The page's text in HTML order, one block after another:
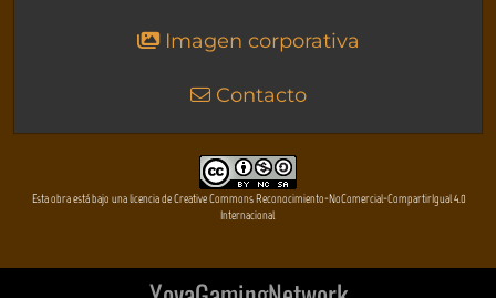
Imagen corporativa
Contacto
Esta obra está bajo una licencia de Creative Commons Reconocimiento-NoComercial-CompartirIgual 4.0
Internacional